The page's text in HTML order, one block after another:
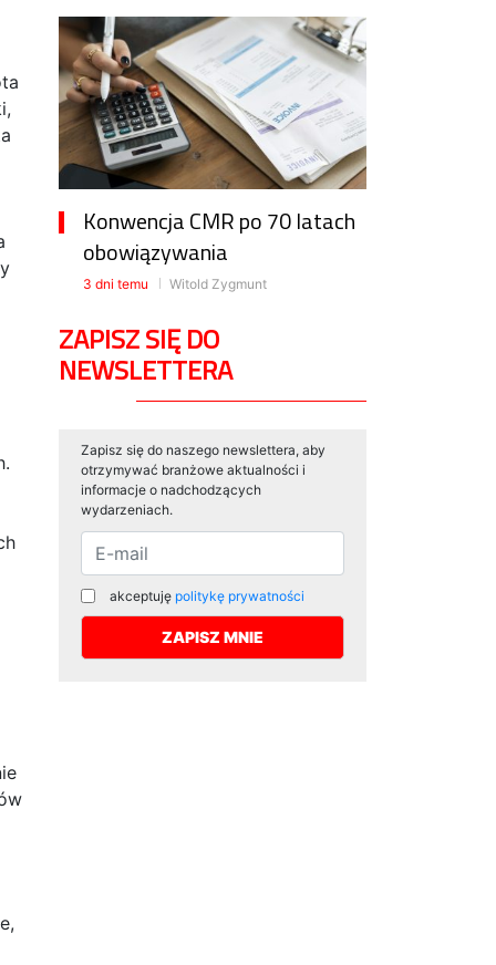
Konwencja CMR po 70 latach
obowiązywania
3 dni temu Witold Zygmunt
ZAPISZ SIĘ DO
NEWSLETTERA
Zapisz się do naszego newslettera, aby
otrzymywać branżowe aktualności i
informacje o nadchodzących
wydarzeniach.
akceptuję politykę prywatności